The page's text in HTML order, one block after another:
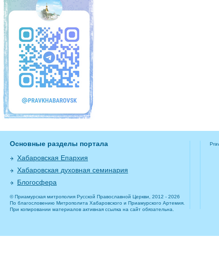
Основные разделы портала
Хабаровская Епархия
Хабаровская духовная семинария
Блогосфера
© Приамурская митрополия Русской Православной Церкви, 2012 - 2026
По благословению Митрополита Хабаровского и Приамурского Артемия.
При копировании материалов активная ссылка на сайт обязательна.